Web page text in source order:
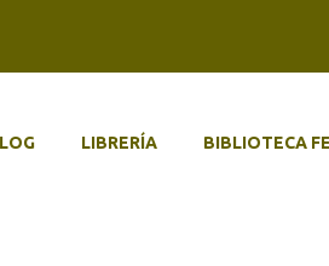
LIBRERÍA BIBLIOTECA